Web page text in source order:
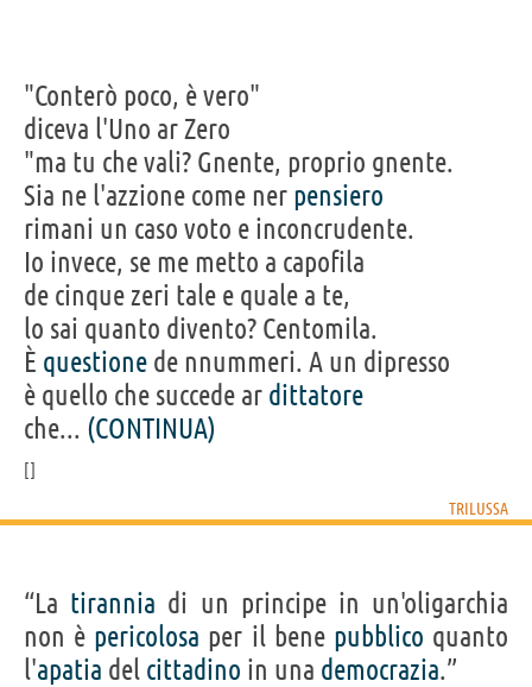
"Conterò poco, è vero"
diceva l'Uno ar Zero
"ma tu che vali? Gnente, proprio gnente.
Sia ne l'azzione come ner pensiero
rimani un caso voto e inconcrudente.
Io invece, se me metto a capofila
de cinque zeri tale e quale a te,
lo sai quanto divento? Centomila.
È questione de nnummeri. A un dipresso
è quello che succede ar dittatore
che... (CONTINUA)
TRILUSSA
“La tirannia di un principe in un'oligarchia
non è pericolosa per il bene pubblico quanto
l'apatia del cittadino in una democrazia.”